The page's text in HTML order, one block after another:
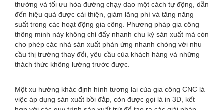
thường và tối ưu hóa đường chạy dao một cách tự động, dẫn
đến hiệu quả được cải thiện, giảm lãng phí và tăng năng
suất trong các hoạt động gia công. Phương pháp gia công
thông minh này không chỉ đẩy nhanh chu kỳ sản xuất mà còn
cho phép các nhà sản xuất phản ứng nhanh chóng với nhu
cầu thị trường thay đổi, yêu cầu của khách hàng và những
thách thức không lường trước được.
Một xu hướng khác định hình tương lai của gia công CNC là
việc áp dụng sản xuất bồi đắp, còn được gọi là in 3D, kết